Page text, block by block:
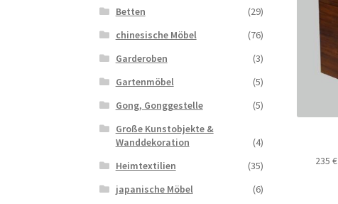
235€
Betten
(29)
chinesische Möbel
(76)
Garderoben
(3)
Gartenmöbel
(5)
Gong, Gonggestelle
(5)
Große Kunstobjekte &
Wanddekoration
(4)
Heimtextilien
(35)
japanische Möbel
(6)